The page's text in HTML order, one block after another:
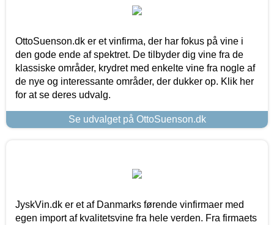
OttoSuenson.dk er et vinfirma, der har fokus på vine i
den gode ende af spektret. De tilbyder dig vine fra de
klassiske områder, krydret med enkelte vine fra nogle af
de nye og interessante områder, der dukker op. Klik her
for at se deres udvalg.
Se udvalget på OttoSuenson.dk
JyskVin.dk er et af Danmarks førende vinfirmaer med
egen import af kvalitetsvine fra hele verden. Fra firmaets